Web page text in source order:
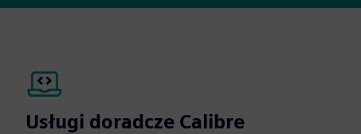
Usługi doradcze Calibre